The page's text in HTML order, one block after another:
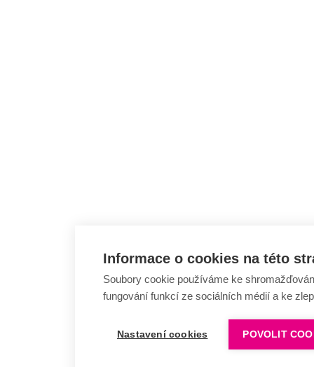
Informace o cookies na této
Soubory cookie používáme ke
fungování funkcí ze sociálních médií a ke
Nastavení cookies POVOLIT